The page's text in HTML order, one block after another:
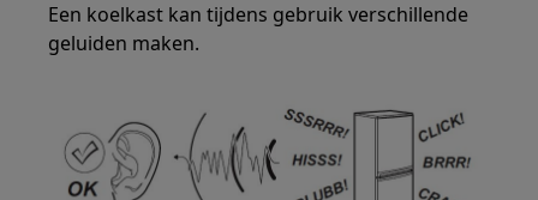
Een koelkast kan tijdens gebruik verschillende
geluiden maken.